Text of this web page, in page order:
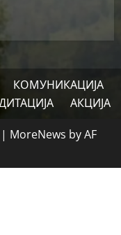
КОМУНИКАЦИЈА
АКЦИЈА
| MoreNews by AF